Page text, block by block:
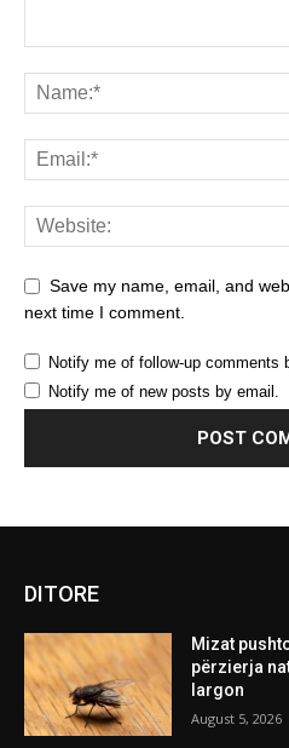
Save my name, email, and
next time I comment.
Notify me of follow-up comments
Notify me of new posts by email.
DITORE
Mizat
përzierja
largon
August 5, 2026